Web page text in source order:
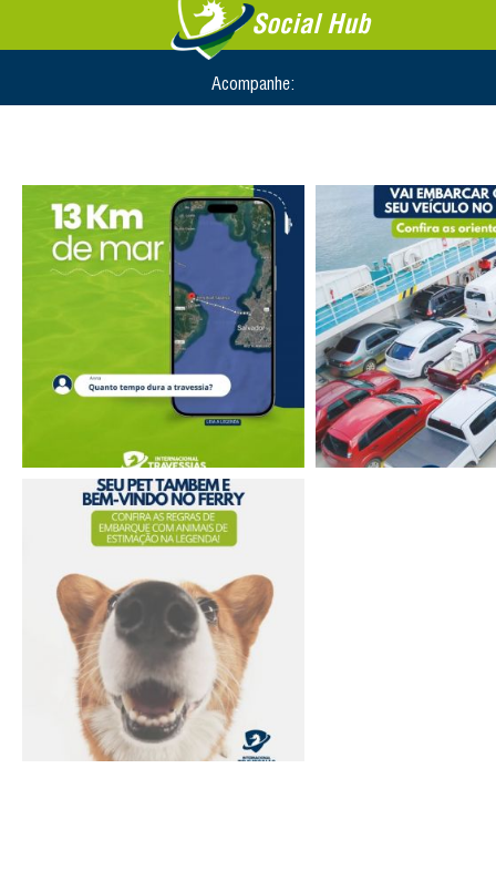
Social Hub
Acompanhe: